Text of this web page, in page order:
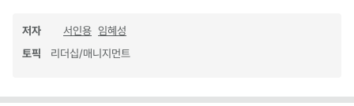
저자 서인용 임혜성
토픽
리더십/매니지먼트